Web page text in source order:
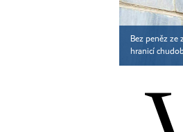
Bez peněz
hranicí